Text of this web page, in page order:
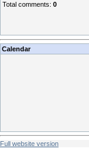
Total comments: 0
Calendar
Full website version